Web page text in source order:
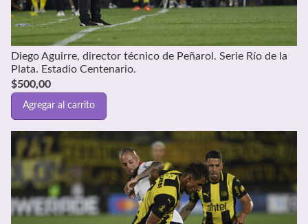
Diego Aguirre, director técnico de Peñarol. Serie Río de la
Plata. Estadio Centenario.
$500,00
Agregar al carrito